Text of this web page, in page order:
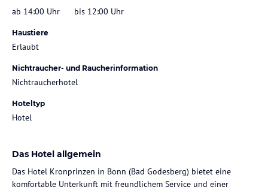
ab 14:00 Uhr bis 12:00 Uhr
Haustiere
Erlaubt
Nichtraucher- und Raucherinformation
Nichtraucherhotel
Hoteltyp
Hotel
Das Hotel allgemein
Das Hotel Kronprinzen in Bonn (Bad Godesberg) bietet eine
komfortable Unterkunft mit freundlichem Service und einer